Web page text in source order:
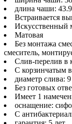
длина чаши:
Встраивается
Искусственный
Матовая
Без монтажа
смеситель,
Слив-перелив в
С корзинчатым
диаметр слива:
Без готовых
Имеет 1
оснащение:
С